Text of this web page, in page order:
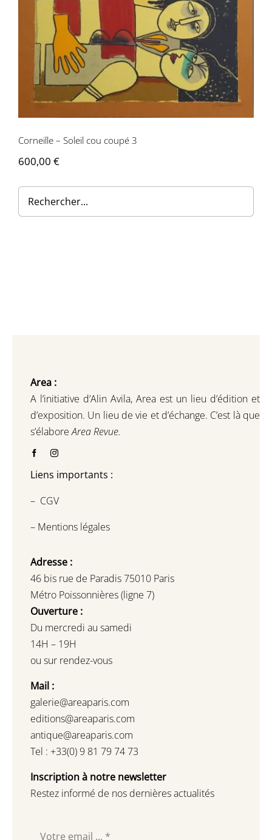
Corneille – Soleil cou coupé 3
600,00 €
Area :
A l’initiative d’Alin Avila, Area est un lieu d’édition et
d’exposition. Un lieu de vie et d’échange. C’est là que
s’élaboreArea Revue.
Liens importants :
– CGV
– Mentions légales
Adresse :
46 bis rue de Paradis 75010 Paris
Métro Poissonnières (ligne 7)
Ouverture :
Du mercredi au samedi
14H – 19H
ou sur rendez-vous
Mail :
galerie@areaparis.com
editions@areaparis.com
antique@areaparis.com
Tel : +33(0) 9 81 79 74 73
Inscription à notre newsletter
Restez informé de nos dernières actualités